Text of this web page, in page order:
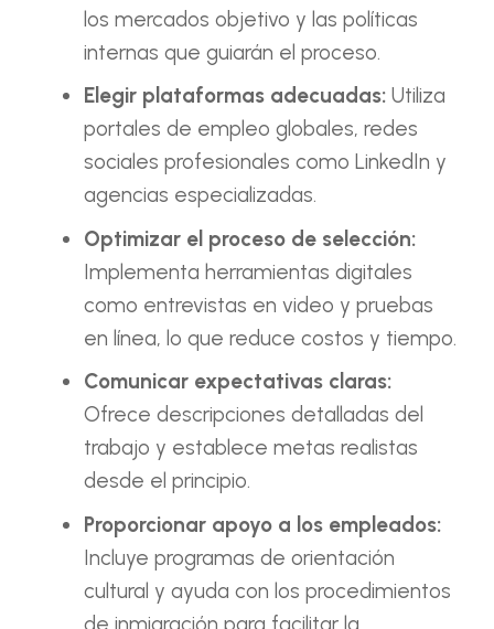
los mercados objetivo y las políticas
internas que guiarán el proceso.
Elegir plataformas adecuadas: Utiliza
portales de empleo globales, redes
sociales profesionales como LinkedIn y
agencias especializadas.
Optimizar el proceso de selección:
Implementa herramientas digitales
como entrevistas en video y pruebas
en línea, lo que reduce costos y tiempo.
Comunicar expectativas claras:
Ofrece descripciones detalladas del
trabajo y establece metas realistas
desde el principio.
Proporcionar apoyo a los empleados:
Incluye programas de orientación
cultural y ayuda con los procedimientos
de inmigración para facilitar la